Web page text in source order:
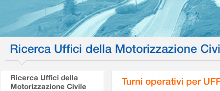
Ricerca Uffici della Motorizzazione
Ricerca Uffici della
Motorizzazione Civile
Turni operativi per